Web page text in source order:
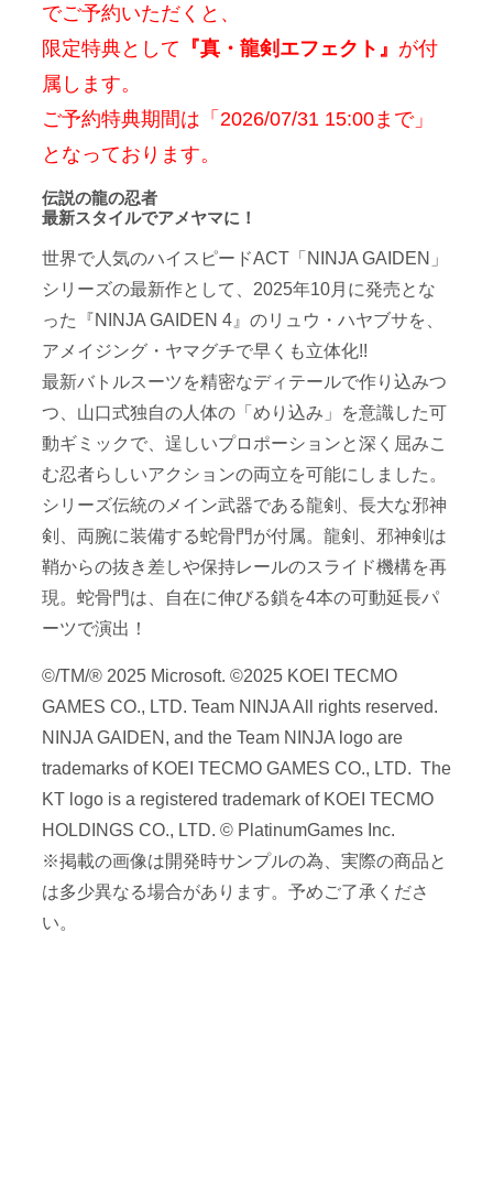
でご予約いただくと、
限定特典として 『真・龍剣エフェクト』 が付
属します。
ご予約特典期間は「2026/07/31 15:00まで」
となっております。
伝説の龍の忍者
最新スタイルでアメヤマに！
世界で人気のハイスピードACT「NINJA GAIDEN」
シリーズの最新作として、2025年10月に発売とな
った『NINJA GAIDEN 4』のリュウ・ハヤブサを、
アメイジング・ヤマグチで早くも立体化!!
最新バトルスーツを精密なディテールで作り込みつ
つ、山口式独自の人体の「めり込み」を意識した可
動ギミックで、逞しいプロポーションと深く屈みこ
む忍者らしいアクションの両立を可能にしました。
シリーズ伝統のメイン武器である龍剣、長大な邪神
剣、両腕に装備する蛇骨門が付属。龍剣、邪神剣は
鞘からの抜き差しや保持レールのスライド機構を再
現。蛇骨門は、自在に伸びる鎖を4本の可動延長パ
ーツで演出！
©/TM/® 2025 Microsoft. ©2025 KOEI TECMO
GAMES CO., LTD. Team NINJA All rights reserved.
NINJA GAIDEN, and the Team NINJA logo are
trademarks of KOEI TECMO GAMES CO., LTD. The
KT logo is a registered trademark of KOEI TECMO
HOLDINGS CO., LTD. © PlatinumGames Inc.
※掲載の画像は開発時サンプルの為、実際の商品と
は多少異なる場合があります。予めご了承くださ
い。